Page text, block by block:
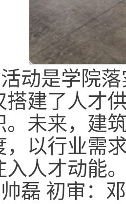
动是学院
搭建了人才
。未来，建
，以行业需
入人才动能
帅磊 初审：